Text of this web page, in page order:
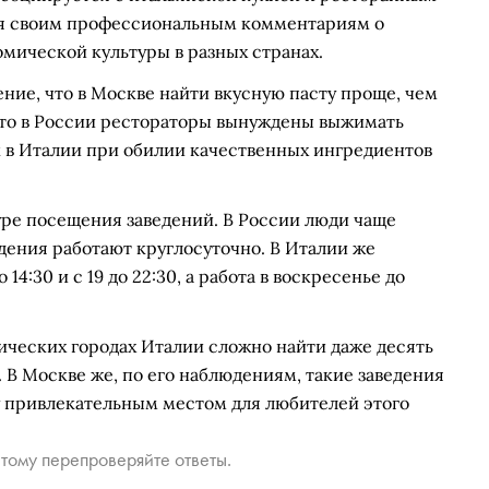
своим профессиональным комментариям о
культуры в разных странах.
что в Москве найти вкусную пасту проще, чем
в России рестораторы вынуждены выжимать
Италии при обилии качественных ингредиентов
посещения заведений. В России люди чаще
работают круглосуточно. В Италии же
и с 19 до 22:30, а работа в воскресенье до
городах Италии сложно найти даже десять
В Москве же, по его наблюдениям, такие заведения
местом для любителей этого
перепроверяйте ответы.